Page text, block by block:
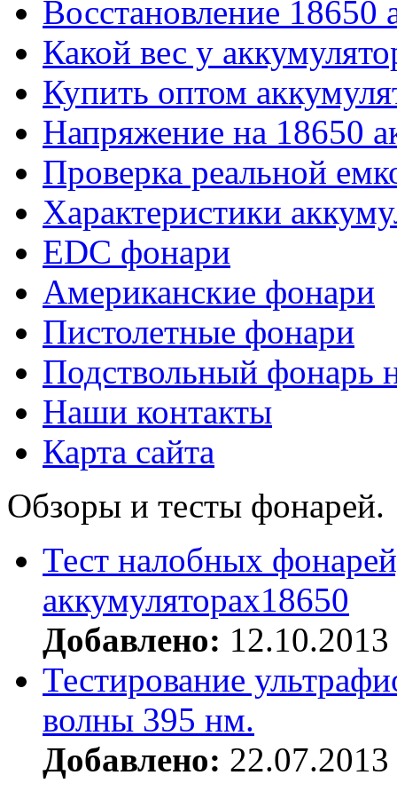
Восстановление 18650
Какой вес у
Купить оптом
Напряжение на 18650
Проверка реальной
Характеристики
EDC фонари
Американские фонари
Пистолетные фонари
Подствольный фонарь
Наши контакты
Карта сайта
Обзоры и тесты фонарей.
Тест налобных
аккумуляторах18650
Добавлено: 12.10.2013
Тестирование
волны 395 нм.
Добавлено: 22.07.2013